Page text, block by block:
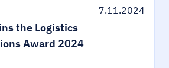
7.11.2024
the Logistics
Award 2024